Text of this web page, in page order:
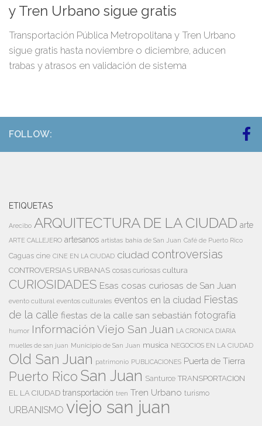
y Tren Urbano sigue gratis
Transportación Pública Metropolitana y Tren Urbano
sigue gratis hasta noviembre o diciembre, aducen
trabas y atrasos en validación de sistema
FOLLOW:
ETIQUETAS
Arecibo ARQUITECTURA DE LA CIUDAD arte
ARTE CALLEJERO artesanos artistas bahía de San Juan Café de Puerto Rico
Caguas cine CINE EN LA CIUDAD ciudad controversias
CONTROVERSIAS URBANAS cosas curiosas cultura
CURIOSIDADES Esas cosas curiosas de San Juan
evento cultural eventos culturales eventos en la ciudad Fiestas
de la calle fiestas de la calle san sebastián fotografía
humor Información Viejo San Juan LA CRONICA DIARIA
muelles de san juan Municipio de San Juan musica NEGOCIOS EN LA CIUDAD
Old San Juan patrimonio PUBLICACIONES Puerta de Tierra
Puerto Rico San Juan Santurce TRANSPORTACION
EL LA CIUDAD transportación tren Tren Urbano turismo
URBANISMO viejo san juan